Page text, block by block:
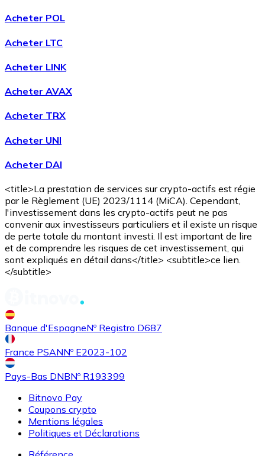
Acheter POL
Acheter LTC
Acheter LINK
Acheter AVAX
Acheter TRX
Acheter UNI
Acheter DAI
<title>La prestation de services sur crypto-actifs est régie
par le Règlement (UE) 2023/1114 (MiCA). Cependant,
l'investissement dans les crypto-actifs peut ne pas
convenir aux investisseurs particuliers et il existe un risque
de perte totale du montant investi. Il est important de lire
et de comprendre les risques de cet investissement, qui
sont expliqués en détail dans</title> <subtitle>ce lien.
</subtitle>
Banque d'EspagneNº Registro D687
France PSANNº E2023-102
Pays-Bas DNBNº R193399
Bitnovo Pay
Coupons crypto
Mentions légales
Politiques et Déclarations